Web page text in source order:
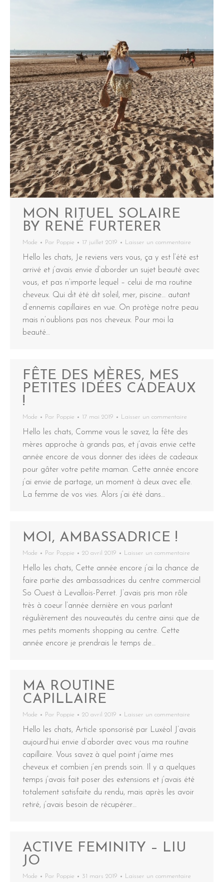
MON RITUEL SOLAIRE
BY RENÉ FURTERER
Mode Par Poppie 17 juillet 2019 Laisser un commentaire
Hello les chats, Je reviens vers vous, ça y est l’été est
arrivé et j’avais envie d’aborder un sujet beauté avec
vous, et pas n’importe lequel – celui de ma routine
cheveux. Qui dit été dit soleil, mer, piscine… autant
d’ennemis capillaires en vue. On protège notre peau
mais n’oublions pas nos cheveux. Pour moi la
beauté…
FÊTE DES MÈRES, MES
PETITES IDÉES CADEAUX
!
Mode Par Poppie 17 mai 2019 Laisser un commentaire
Hello les chats, Comme vous le savez, la fête des
mères approche à grands pas, et j’avais envie cette
année encore de vous donner des idées de cadeaux
pour gâter votre petite maman. Cette année encore
j’ai envie de partage, un moment à deux avec elle.
La femme de vos vies. Alors j’ai été dans…
MOI, AMBASSADRICE !
Mode Par Poppie 20 avril 2019 Laisser un commentaire
Hello les chats, Cette année encore j’ai la chance de
faire partie des ambassadrices du centre commercial
So Ouest à Levallois-Perret. J’avais pris mon rôle
très à coeur l’année dernière en vous parlant
régulièrement des nouveautés du centre ainsi que de
mes petits moments shopping au centre. Cette
année encore je prendrais le temps de…
MA ROUTINE
CAPILLAIRE
Mode Par Poppie 20 avril 2019 Laisser un commentaire
Hello les chats, Article sponsorisé par Luxéol J’avais
aujourd’hui envie d’aborder avec vous ma routine
capillaire. Vous savez à quel point j’aime mes
cheveux et combien j’en prends soin. Il y a quelques
temps j’avais fait poser des extensions et j’avais été
totalement satisfaite du rendu, mais après les avoir
retiré, j’avais besoin de récupérer…
ACTIVE FEMINITY – LIU
JO
Mode Par Poppie 31 mars 2019 Laisser un commentaire